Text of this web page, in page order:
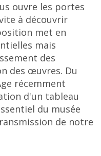
ouvre les portes
à découvrir
met en
mais
des
des œuvres. Du
récemment
d'un tableau
du musée
de notre